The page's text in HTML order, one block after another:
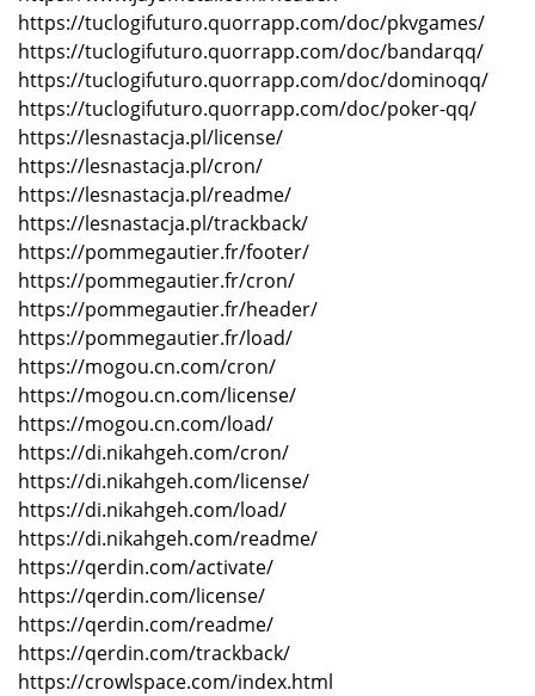
https://tuclogifuturo.quorrapp.com/doc/pkvgames/
https://tuclogifuturo.quorrapp.com/doc/bandarqq/
https://tuclogifuturo.quorrapp.com/doc/dominoqq/
https://tuclogifuturo.quorrapp.com/doc/poker-qq/
https://lesnastacja.pl/license/
https://lesnastacja.pl/cron/
https://lesnastacja.pl/readme/
https://lesnastacja.pl/trackback/
https://pommegautier.fr/footer/
https://pommegautier.fr/cron/
https://pommegautier.fr/header/
https://pommegautier.fr/load/
https://mogou.cn.com/cron/
https://mogou.cn.com/license/
https://mogou.cn.com/load/
https://di.nikahgeh.com/cron/
https://di.nikahgeh.com/license/
https://di.nikahgeh.com/load/
https://di.nikahgeh.com/readme/
https://qerdin.com/activate/
https://qerdin.com/license/
https://qerdin.com/readme/
https://qerdin.com/trackback/
https://crowlspace.com/index.html